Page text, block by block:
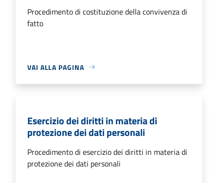
Procedimento di costituzione della convivenza di
fatto
VAI ALLA PAGINA
Esercizio dei diritti in materia di
protezione dei dati personali
Procedimento di esercizio dei diritti in materia di
protezione dei dati personali